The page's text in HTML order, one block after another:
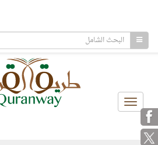
Toggle
navigation